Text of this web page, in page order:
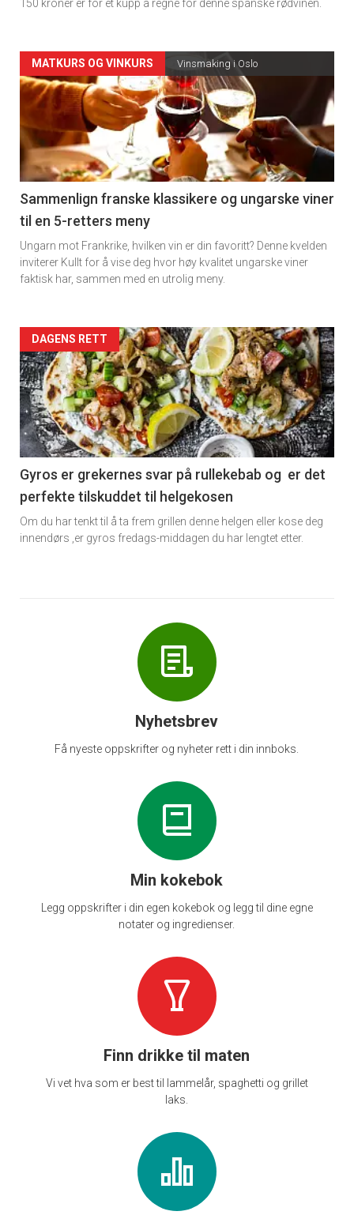
150 kroner er for et kupp å regne for denne spanske rødvinen.
Forsiden
akkurat
nå
-
5
MATKURS OG VINKURS Vinsmaking i Oslo
Sammenlign franske klassikere og ungarske viner
til en 5-retters meny
Ungarn mot Frankrike, hvilken vin er din favoritt? Denne kvelden
inviterer Kullt for å vise deg hvor høy kvalitet ungarske viner
faktisk har, sammen med en utrolig meny.
Forsiden
akkurat
nå
-
6
DAGENS RETT
Gyros er grekernes svar på rullekebab og er det
perfekte tilskuddet til helgekosen
Om du har tenkt til å ta frem grillen denne helgen eller kose deg
innendørs ,er gyros fredags-middagen du har lengtet etter.
Nyhetsbrev
Få nyeste oppskrifter og nyheter rett i din innboks.
Min kokebok
Legg oppskrifter i din egen kokebok og legg til dine egne
notater og ingredienser.
Finn drikke til maten
Vi vet hva som er best til lammelår, spaghetti og grillet
laks.